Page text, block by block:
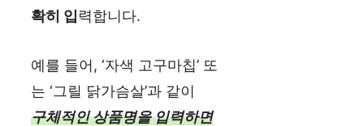
확히 입력합니다.
예를 들어, ‘자색 고구마칩’ 또
는 ‘그릴 닭가슴살’과 같이
구체적인 상품명을 입력하면